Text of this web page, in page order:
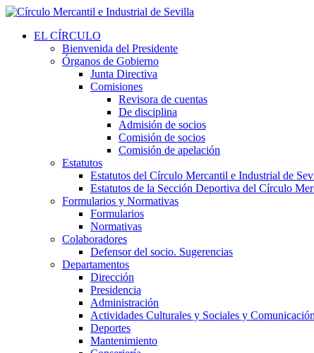
EL CÍRCULO
Bienvenida del Presidente
Órganos de Gobierno
Junta Directiva
Comisiones
Revisora de cuentas
De disciplina
Admisión de socios
Comisión de socios
Comisión de apelación
Estatutos
Estatutos del Círculo Mercantil e Industrial de
Estatutos de la Sección Deportiva del Círculo
Formularios y Normativas
Formularios
Normativas
Colaboradores
Defensor del socio. Sugerencias
Departamentos
Dirección
Presidencia
Administración
Actividades Culturales y Sociales y Comunicación
Deportes
Mantenimiento